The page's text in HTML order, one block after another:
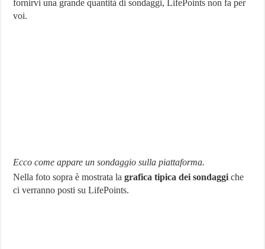
fornirvi una grande quantità di sondaggi, LifePoints non fa per
voi.
Ecco come appare un sondaggio sulla piattaforma.
Nella foto sopra è mostrata lagrafica tipica dei sondaggi che
ci verranno posti su LifePoints.